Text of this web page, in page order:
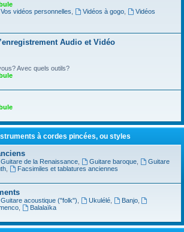
Vos vidéos personnelles Vidéos à gogo,
Vidéos
Audio et Vidéo
Avec quels outils?
à cordes pincées, ou styles
Guitare de la Renaissance, Guitare baroque,
Guitare
,
Facsimiles et tablatures anciennes
Guitare acoustique ("folk") Ukulélé, Banjo,
,
Balalaïka